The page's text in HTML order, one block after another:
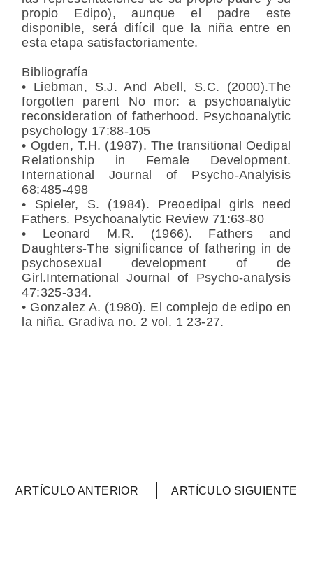
propio Edipo), aunque el padre este
disponible, será difícil que la niña entre en
esta etapa satisfactoriamente.
Bibliografía
• Liebman, S.J. And Abell, S.C. (2000).The
forgotten parent No mor: a psychoanalytic
reconsideration of fatherhood. Psychoanalytic
psychology 17:88-105
• Ogden, T.H. (1987). The transitional Oedipal
Relationship in Female Development.
International Journal of Psycho-Analyisis
68:485-498
• Spieler, S. (1984). Preoedipal girls need
Fathers. Psychoanalytic Review 71:63-80
• Leonard M.R. (1966). Fathers and
Daughters-The significance of fathering in de
psychosexual development of de
Girl.International Journal of Psycho-analysis
47:325-334.
• Gonzalez A. (1980). El complejo de edipo en
la niña. Gradiva no. 2 vol. 1 23-27.
ARTÍCULO ANTERIOR ARTÍCULO SIGUIENTE